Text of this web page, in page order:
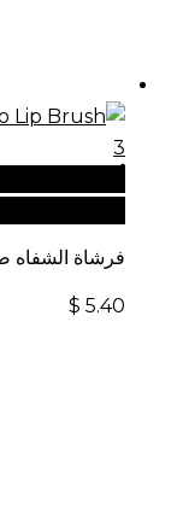
فرشاة الشفاه
$ 5.40